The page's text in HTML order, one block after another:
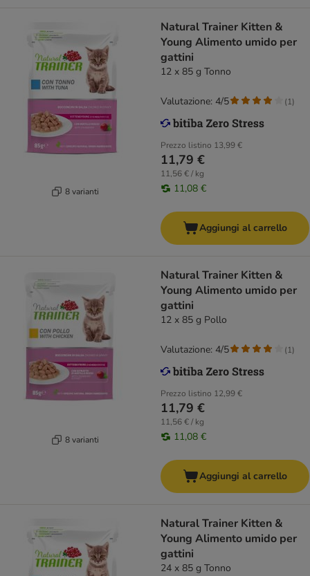
8 varianti
Natural Trainer Kitten &
Young Alimento umido per
gattini
12 x 85 g Tonno
Prezzo listino 13,99 €
11,79 €
11,56 € / kg
11,08 €
Valutazione: 4/5 (1)
Aggiungi al carrello
8 varianti
Natural Trainer Kitten &
Young Alimento umido per
gattini
12 x 85 g Pollo
Prezzo listino 12,99 €
11,79 €
11,56 € / kg
11,08 €
Valutazione: 4/5 (1)
Aggiungi al carrello
Natural Trainer Kitten &
Young Alimento umido per
gattini
24 x 85 g Tonno